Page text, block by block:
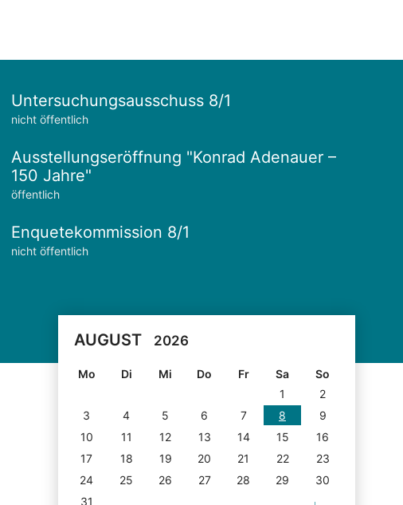
Untersuchungsausschuss 8/1
nicht öffentlich
Ausstellungseröffnung "Konrad Adenauer –
150 Jahre"
öffentlich
Enquetekommission 8/1
nicht öffentlich
AUGUST 2026
Mo Di Mi Do Fr Sa
So
1
2
3
4 5 6 7 8
9
10
11 12 13 14 15
16
17
18 19 20 21 22
23
24
25 26 27 28 29
30
31